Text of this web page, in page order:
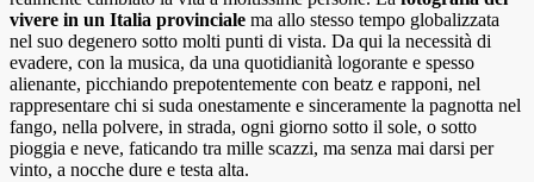
vivere in un Italia provinciale ma allo stesso tempo globalizzata
nel suo degenero sotto molti punti di vista. Da qui la necessità di
evadere, con la musica, da una quotidianità logorante e spesso
alienante, picchiando prepotentemente con beatz e rapponi, nel
rappresentare chi si suda onestamente e sinceramente la pagnotta nel
fango, nella polvere, in strada, ogni giorno sotto il sole, o sotto
pioggia e neve, faticando tra mille scazzi, ma senza mai darsi per
vinto, a nocche dure e testa alta.